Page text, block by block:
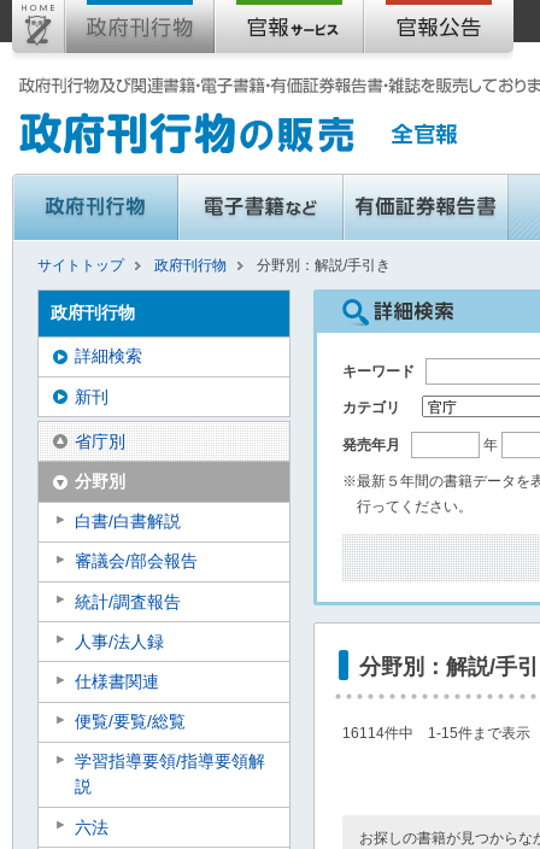
サイトトップ 政府刊行物 分野別：解説/手引き
キーワード
カテゴリ
発売年月 年
※最新５年間の書籍データを
行ってください。
分野別：解説/手
16114件中 1-15件まで表示
お探しの書籍が見つから
政府刊行物
詳細検索
新刊
省庁別
分野別
白書/白書解説
審議会/部会報告
統計/調査報告
人事/法人録
仕様書関連
便覧/要覧/総覧
学習指導要領/指導要領解
説
六法